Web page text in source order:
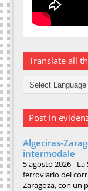
Translate all
Post in
Algeciras-
intermodale
5 agosto 2026 -
ferroviario del
Zaragoza, con un